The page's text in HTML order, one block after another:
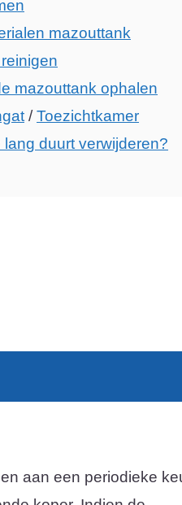
mazouttank
mazouttank ophalen
/Toezichtkamer
lang duurt verwijderen?
aan een periodieke